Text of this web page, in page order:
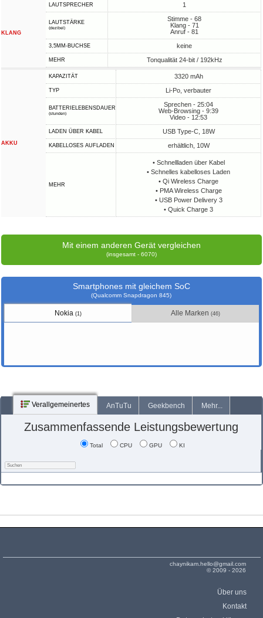
KLANG
LAUTSPRECHER 1
LAUTSTÄRKE
(dezibel)
Stimme - 68
Klang - 71
Anruf - 81
3,5MM-BUCHSE keine
MEHR Tonqualität 24-bit / 192kHz
AKKU
KAPAZITÄT 3320 mAh
TYP Li-Po, verbauter
BATTERIELEBENSDAUER
(stunden)
Sprechen - 25:04
Web-Browsing - 9:39
Video - 12:53
LADEN ÜBER KABEL USB Type-C, 18W
KABELLOSES AUFLADEN erhältlich, 10W
MEHR
• Schnellladen über Kabel
• Schnelles kabelloses Laden
• Qi Wireless Charge
• PMA Wireless Charge
• USB Power Delivery 3
• Quick Charge 3
Mit einem anderen Gerät vergleichen
(insgesamt - 6070)
Smartphones mit gleichem SoC
(Qualcomm Snapdragon 845)
Nokia (1) Alle Marken (46)
Verallgemeinertes AnTuTu Geekbench Mehr...
Zusammenfassende Leistungsbewertung
Total CPU GPU KI
chaynikam.hello@gmail.com
© 2009 - 2026
Über uns
Kontakt